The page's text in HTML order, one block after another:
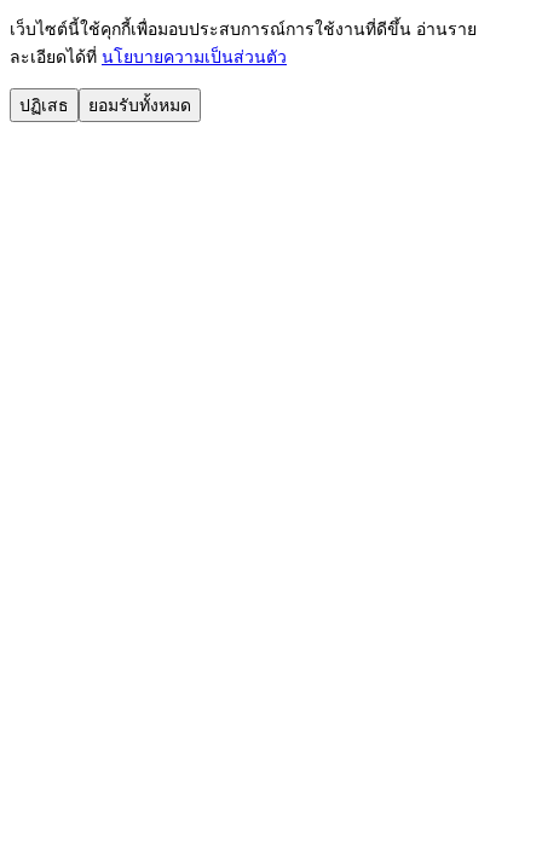
เว็บไซต์นี้ใช้คุกกี้เพื่อมอบประสบการณ์การใช้งานที่ดีขึ้น อ่านราย
ละเอียดได้ที่ นโยบายความเป็นส่วนตัว
ปฏิเสธ ยอมรับทั้งหมด